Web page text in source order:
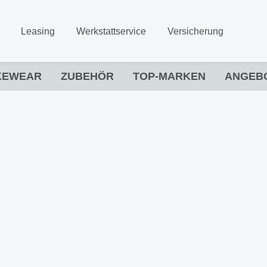
Leasing Werkstattservice Versicherung
ZUBEHÖR TOP-MARKEN